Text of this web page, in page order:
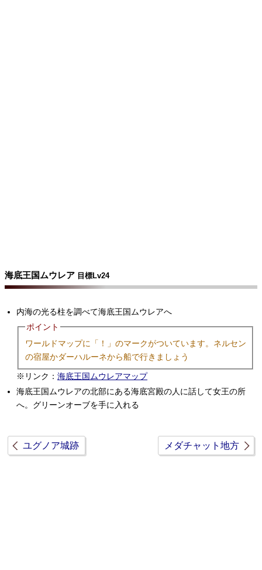
海底王国ムウレア 目標Lv24
内海の光る柱を調べて海底王国ムウレアへ
ポイント
ワールドマップに「！」のマークがついています。ネルセン
の宿屋かダーハルーネから船で行きましょう
※リンク： 海底王国ムウレアマップ
海底王国ムウレアの北部にある海底宮殿の人に話して女王の所
へ。グリーンオーブを手に入れる
ユグノア城跡 メダチャット地方